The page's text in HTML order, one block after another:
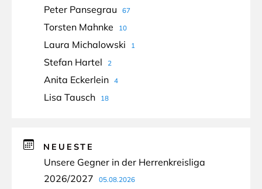
Peter Pansegrau 67
Torsten Mahnke 10
Laura Michalowski 1
Stefan Hartel 2
Anita Eckerlein 4
Lisa Tausch 18
NEUESTE
Unsere Gegner in der Herrenkreisliga
2026/2027
05.08.2026